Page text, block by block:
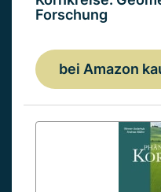
Forschung
bei Amazon